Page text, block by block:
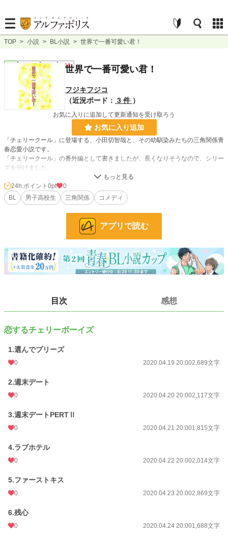
TOP > 小説 > BL小説 > 世界で一番可愛い君！
連載中 長編 R18
世界で一番可愛い君！
フジキフジコ
（近況ボード： 3 件 ）
お気に入りに追加して更新通知を受け取ろう
お気に入り追加
「チェリークール」に登場する、小田切智哉と、その幼馴染みたちの三角関係青
春恋愛小説です。
「チェリークール」の番外編として書きましたが、長くなりそうなので、シリー
ズを分けました。
「チェリークール」を読んでなくても、分かると思いますが、「チェリークー
ル」の登場人物も出ます。
基本的にやりたい盛りの男子高校生のイチャイチャです。
228,792 位 / 228,792 件
お気に入り 12
25,754
初回公開日時 2020.04.19 20:00
週間ポイント 0 pt (228,792 位)
年間ポイント 154 pt (131,694 位)
24h.ポイント 0pt
0
BL
男子高校生 三角関係 コメディ
アプリで読む
目次 感想
恋するチェリーボーイズ
1.選んでプリーズ
0 2020.04.19 20:002,689文字
2.週末デート
0 2020.04.20 20:002,117文字
3.週末デートPERTⅡ
0 2020.04.21 20:001,815文字
4.ラブホテル
0 2020.04.22 20:002,014文字
5.ファーストキス
0 2020.04.23 20:002,869文字
6.残心
0 2020.04.24 20:001,688文字